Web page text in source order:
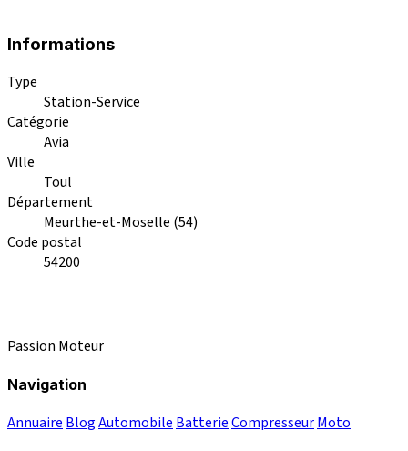
Informations
Type
Station-Service
Catégorie
Avia
Ville
Toul
Département
Meurthe-et-Moselle (54)
Code postal
54200
Passion Moteur
Navigation
Annuaire BlogAutomobile BatterieCompresseurMoto